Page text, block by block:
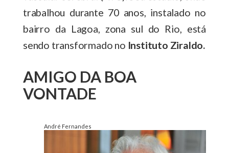
trabalhou durante 70 anos, instalado no
bairro da Lagoa, zona sul do Rio, está
sendo transformado no Instituto Ziraldo.
AMIGO DA BOA
VONTADE
André Fernandes